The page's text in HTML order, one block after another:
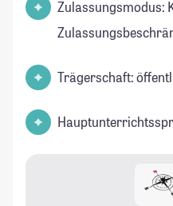
Zulassungsmodus:
Trägerschaft: